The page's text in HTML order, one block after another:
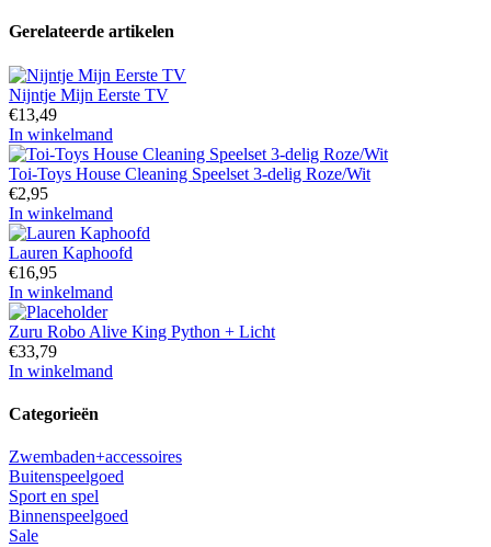
Gerelateerde artikelen
Nijntje Mijn Eerste TV
€13,49
In winkelmand
Toi-Toys House Cleaning Speelset 3-delig Roze/Wit
€2,95
In winkelmand
Lauren Kaphoofd
€16,95
In winkelmand
Zuru Robo Alive King Python + Licht
€33,79
In winkelmand
Categorieën
Zwembaden+accessoires
Buitenspeelgoed
Sport en spel
Binnenspeelgoed
Sale